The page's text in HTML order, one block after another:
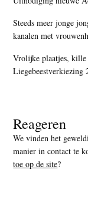
Steeds meer jonge
kanalen met
Vrolijke plaatjes,
Liegebeestverkiezing
Reageren
We vinden het
manier in contact te
toe op de site?